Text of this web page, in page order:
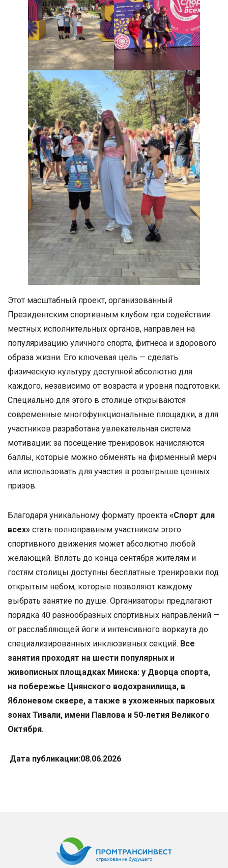
Этот масштабный проект, организованный
Президентским спортивным клубом при содействии
местных исполнительных органов, направлен на
популяризацию уличного спорта, фитнеса и здорового
образа жизни. Его ключевая цель — сделать
физическую культуру доступной абсолютно для
каждого, независимо от возраста и уровня подготовки.
Специально для этого в столице открываются
современные многофункциональные площадки, а для
участников разработана увлекательная система
мотивации: за посещение тренировок начисляются
баллы, которые можно обменять на фирменный мерч
или использовать для участия в розыгрыше ценных
призов.
Благодаря уникальному формату проекта «Спорт для
всех» стать полноправным участником этого
спортивного движения может абсолютно любой
желающий. Вплоть до конца сентября жителям и
гостям столицы доступны бесплатные тренировки под
открытым небом, которые позволяют каждому
выбрать занятие по душе. Организаторы предлагают
порядка 40 разнообразных спортивных направлений —
от расслабляющей йоги и интенсивного воркаута до
специализированных инклюзивных секций. Все
занятия проходят на шести популярных и
живописных площадках Минска: у Дворца спорта,
на побережье Цнянского водохранилища, в
Яблоневом сквере, а также в ухоженных парковых
зонах Тивали, имени Павлова и 50-летия Великого
Октября.
Дата публикации:08.06.2026